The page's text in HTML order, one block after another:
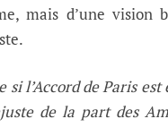
mais d’une
si l’Accord de Paris
de la part des